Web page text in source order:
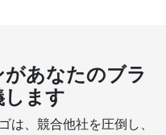
あなたのブラ
します
は、競合他社を圧倒し、